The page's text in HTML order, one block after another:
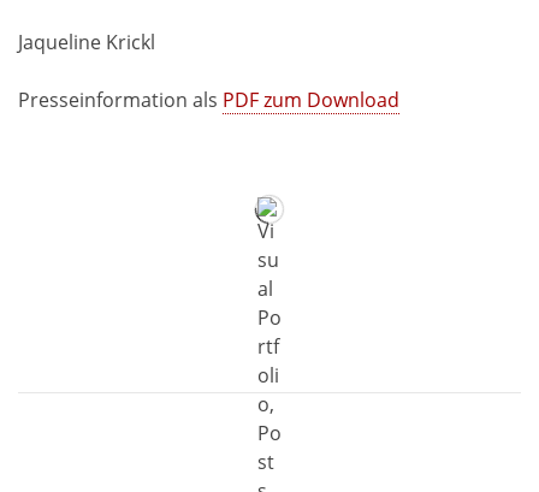
Jaqueline Krickl
Presseinformation als PDF zum Download